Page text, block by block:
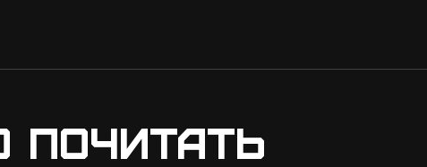
почитать